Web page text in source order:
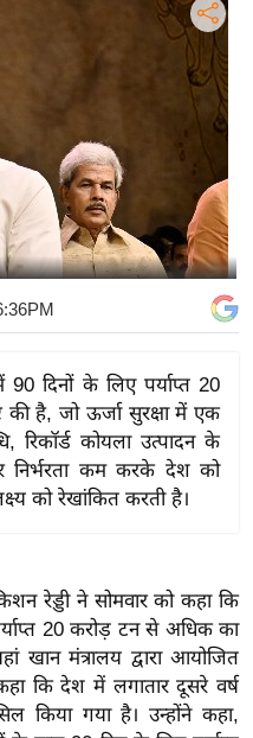
90 दिनों के लिए पर्याप्त 20
की है, जो ऊर्जा सुरक्षा में एक
रिकॉर्ड कोयला उत्पादन के
निर्भरता कम करके देश को
को रेखांकित करती है।
रेड्डी ने सोमवार को कहा कि
20 करोड़ टन से अधिक का
खान मंत्रालय द्वारा आयोजित
कि देश में लगातार दूसरे वर्ष
किया गया है। उन्होंने कहा,